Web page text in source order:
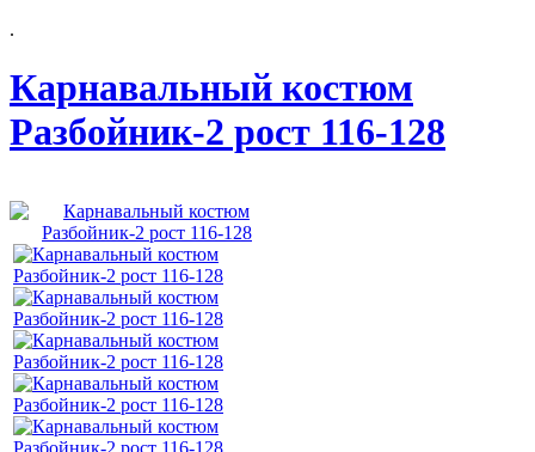
.
Карнавальный костюм
Разбойник-2 рост 116-128